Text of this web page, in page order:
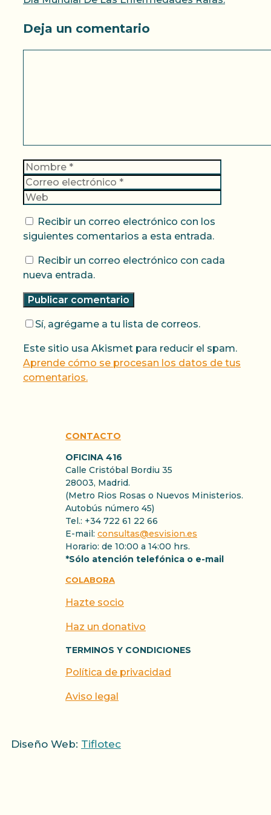
Deja un comentario
Nombre
Recibir un correo electrónico con los
siguientes comentarios a esta entrada.
Recibir un correo electrónico con cada
nueva entrada.
Sí, agrégame a tu lista de correos.
Este sitio usa Akismet para reducir el spam.
Aprende cómo se procesan los datos de tus
comentarios.
CONTACTO
OFICINA 416
Calle Cristóbal Bordiu 35
28003, Madrid.
(Metro Rios Rosas o Nuevos Ministerios.
Autobús número 45)
Tel.: +34 722 61 22 66
E-mail: consultas@esvision.es
Horario: de 10:00 a 14:00 hrs.
*Sólo atención telefónica o e-mail
COLABORA
Hazte socio
Haz un donativo
TERMINOS Y CONDICIONES
Política de privacidad
Aviso legal
Diseño Web: Tiflotec